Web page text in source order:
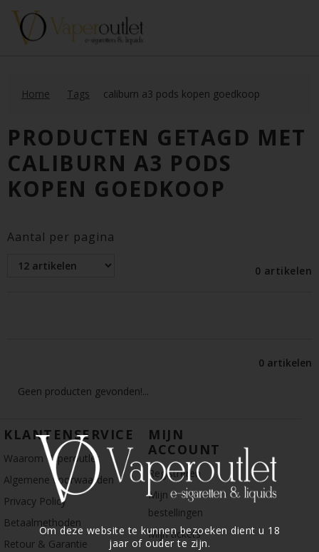
Om deze website te kunnen bezoeken dient u 18
jaar of ouder te zijn.
Home Tags caliburn a3 pods kopen goedkoop
PRODUCTEN GETAGD MET
CALIBURN A3 PODS
KOPEN GOEDKOOP
Aantal per pagina
0 artikelen
0 artikelen
Geen producten gevonden!...
KLANTENSERVICE
Waarom Vaperoutlet
Algemene voorwaarden
Privacy Policy
Betaalmethoden
Retour & Garantie
MIJN
ACCOUNT
Registreren
Mijn
bestellingen
Mijn tickets